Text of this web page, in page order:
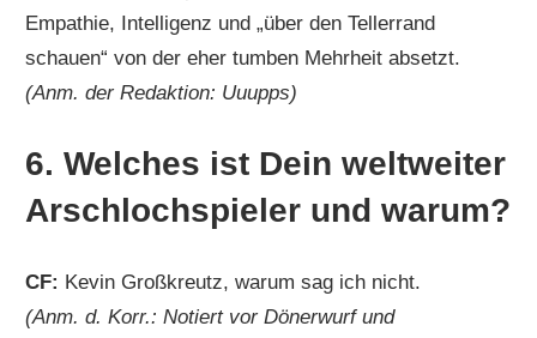
Empathie, Intelligenz und „über den Tellerrand
schauen“ von der eher tumben Mehrheit absetzt.
(Anm. der Redaktion: Uuupps)
6. Welches ist Dein weltweiter
Arschlochspieler und warum?
CF: Kevin Großkreutz, warum sag ich nicht.
(Anm. d. Korr.: Notiert vor Dönerwurf und